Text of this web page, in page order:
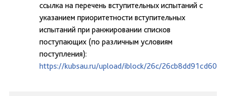
ссылка на перечень вступительных испытаний с
указанием приоритетности вступительных
испытаний при ранжировании списков
поступающих (по различным условиям
поступления):
https://kubsau.ru/upload/iblock/26c/